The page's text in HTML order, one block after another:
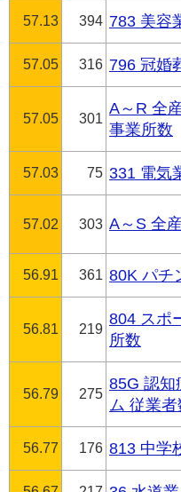
57.13 394 783 美容
57.05 316 796 冠婚
57.05 301
A～R 全
事業所数
57.03 75 331 電気
57.02 303 A～S 全
56.91 361 80K パチ
56.81 219
804 スポ
所数
56.79 275
85G 認知
ム 従業者
56.77 176 813 中学